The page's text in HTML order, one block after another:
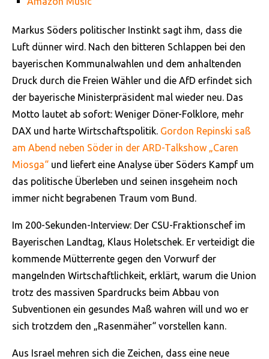
Markus Söders politischer Instinkt sagt ihm, dass die
Luft dünner wird. Nach den bitteren Schlappen bei den
bayerischen Kommunalwahlen und dem anhaltenden
Druck durch die Freien Wähler und die AfD erfindet sich
der bayerische Ministerpräsident mal wieder neu. Das
Motto lautet ab sofort: Weniger Döner-Folklore, mehr
DAX und harte Wirtschaftspolitik. Gordon Repinski saß
am Abend neben Söder in der ARD-Talkshow „Caren
Miosga“ und liefert eine Analyse über Söders Kampf um
das politische Überleben und seinen insgeheim noch
immer nicht begrabenen Traum vom Bund.
Im 200-Sekunden-Interview: Der CSU-Fraktionschef im
Bayerischen Landtag, Klaus Holetschek. Er verteidigt die
kommende Mütterrente gegen den Vorwurf der
mangelnden Wirtschaftlichkeit, erklärt, warum die Union
trotz des massiven Spardrucks beim Abbau von
Subventionen ein gesundes Maß wahren will und wo er
sich trotzdem den „Rasenmäher“ vorstellen kann.
Aus Israel mehren sich die Zeichen, dass eine neue